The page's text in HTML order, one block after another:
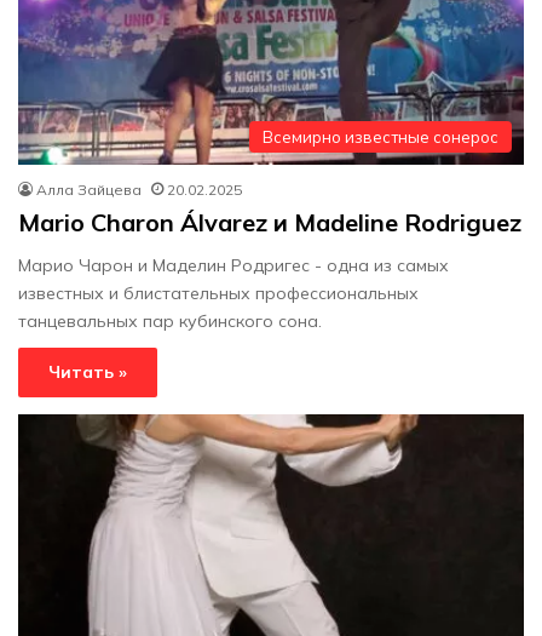
Всемирно известные сонерос
Алла Зайцева 20.02.2025
Mario Charon Álvarez и Madeline Rodriguez
Марио Чарон и Маделин Родригес - одна из самых
известных и блистательных профессиональных
танцевальных пар кубинского сона.
Читать »